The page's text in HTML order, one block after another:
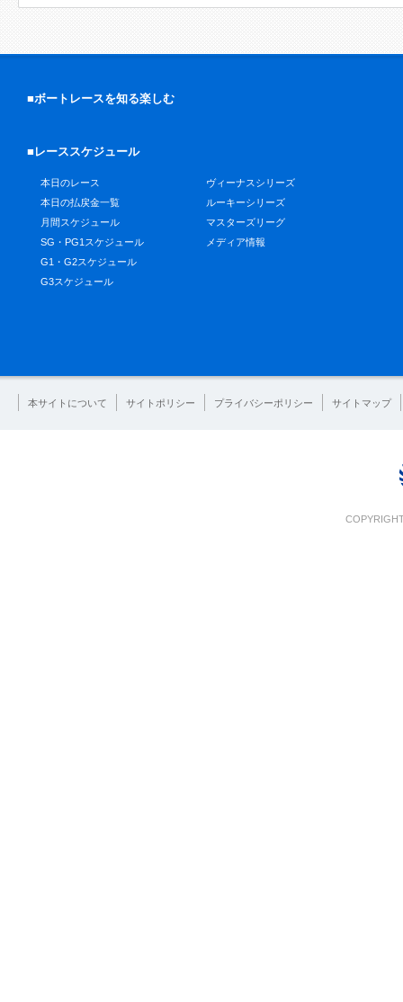
■ボートレースを知る楽しむ
■レーススケジュール
本日のレース
本日の払戻金一覧
月間スケジュール
SG・PG1スケジュール
G1・G2スケジュール
G3スケジュール
ヴィーナスシリーズ
ルーキーシリーズ
マスターズリーグ
メディア情報
本サイトについて サイトポリシー プライバシーポリシー サイトマップ